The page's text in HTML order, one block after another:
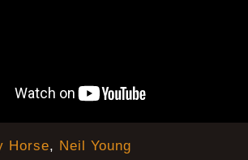
Horse, Neil Young